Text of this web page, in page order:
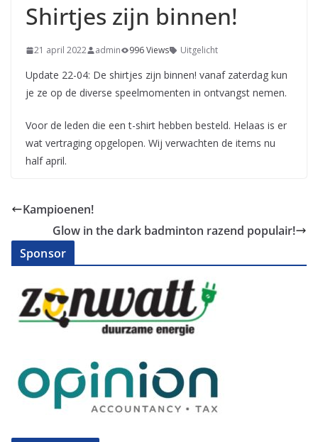
Shirtjes zijn binnen!
21 april 2022 admin 996 Views Uitgelicht
Update 22-04: De shirtjes zijn binnen! vanaf zaterdag kun
je ze op de diverse speelmomenten in ontvangst nemen.
Voor de leden die een t-shirt hebben besteld. Helaas is er
wat vertraging opgelopen. Wij verwachten de items nu
half april.
Kampioenen!
Glow in the dark badminton razend populair!
Sponsor